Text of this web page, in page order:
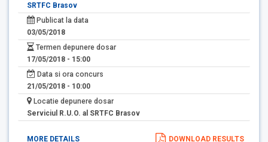
SRTFC Brasov
Publicat la data
03/05/2018
Termen depunere dosar
17/05/2018 - 15:00
Data si ora concurs
21/05/2018 - 10:00
Locatie depunere dosar
Serviciul R.U.O. al SRTFC Brasov
MORE DETAILS DOWNLOAD RESULTS